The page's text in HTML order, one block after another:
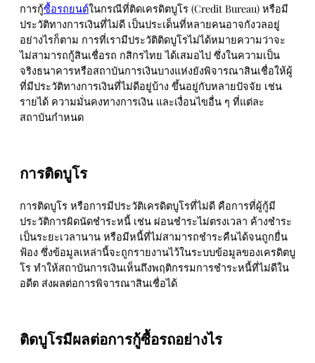
การกู้ซื้อรถยนต์ในกรณีที่ติดเครดิตบูโร (Credit Bureau) หรือมี
ประวัติทางการเงินที่ไม่ดี เป็นประเด็นที่หลายคนอาจกังวลอยู่
อย่างไรก็ตาม การที่เรามีประวัติติดบูโรไม่ได้หมายความว่าจะ
ไม่สามารถกู้สินเชื่อรถ กสิกรไทย ได้เสมอไป ซึ่งในความเป็น
จริงธนาคารหรือสถาบันการเงินบางแห่งยังพิจารณาสินเชื่อให้ผู้
ที่มีประวัติทางการเงินที่ไม่ดีอยู่บ้าง ขึ้นอยู่กับหลายปัจจัย เช่น
รายได้ ความมั่นคงทางการเงิน และเงื่อนไขอื่น ๆ ที่แต่ละ
สถาบันกำหนด
การติดบูโร
การติดบูโร หรือการมีประวัติเครดิตบูโรที่ไม่ดี คือการที่ผู้กู้มี
ประวัติการผิดนัดชำระหนี้ เช่น ผ่อนชำระไม่ตรงเวลา ค้างชำระ
เป็นระยะเวลานาน หรือมีหนี้ที่ไม่สามารถชำระคืนได้จนถูกยื่น
ฟ้อง ซึ่งข้อมูลเหล่านี้จะถูกรายงานไว้ในระบบข้อมูลของเครดิตบู
โร ทำให้สถาบันการเงินเห็นถึงพฤติกรรมการชำระหนี้ที่ไม่ดีใน
อดีต ส่งผลต่อการพิจารณาสินเชื่อได้
ติดบูโรมีผลต่อการกู้ซื้อรถอย่างไร